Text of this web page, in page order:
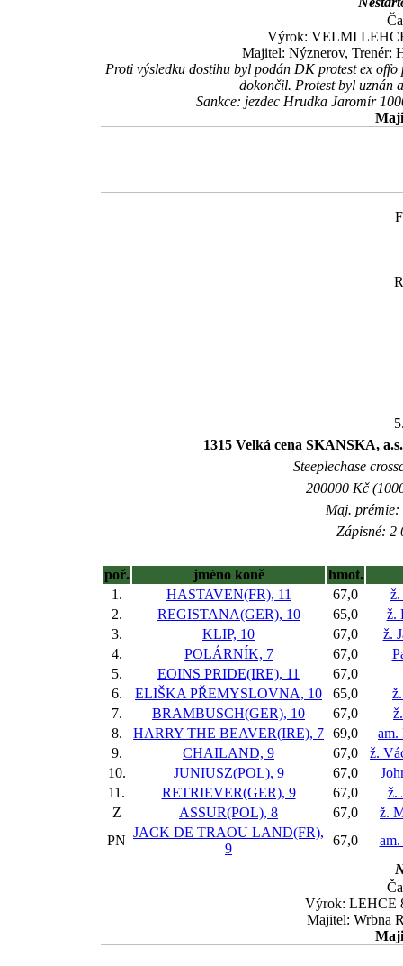
Výrok: VELMI
Majitel: Nýznerov, Trenér:
Proti výsledku dostihu byl podán DK protest ex
dokončil. Protest byl uznán
Sankce: jezdec Hrudka Jaromír
1315 Velká cena SKANSKA,
Steeplechase
200000 Kč
Maj. prémie:
Zápisné: 2
poř. jméno koně
hmot.
1.
HASTAVEN(FR), 11 67,0
ž.
2.
REGISTANA(GER), 10 65,0
ž.
3.
KLIP, 10 67,0
ž.
4.
POLÁRNÍK, 7 67,0
5.
EOINS PRIDE(IRE), 11
67,0
6.
ELIŠKA PŘEMYSLOVNA, 10 65,0
7.
BRAMBUSCH(GER), 10 67,0
8.
HARRY THE BEAVER(IRE), 7 69,0
am.
9.
CHAILAND, 9 67,0
ž.
10.
JUNIUSZ(POL), 9 67,0
11.
RETRIEVER(GER), 9 67,0
ž.
Z
ASSUR(POL), 8 67,0
ž.
PN
JACK DE TRAOU LAND(FR),
9
67,0
Výrok: LEHCE
Majitel: Wrbna